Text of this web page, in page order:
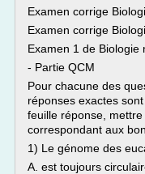
Examen corrige
Examen corrige
Examen 1 de Biologie
- Partie QCM
Pour chacune des
réponses exactes
feuille réponse,
correspondant aux
1) Le génome des
A. est toujours